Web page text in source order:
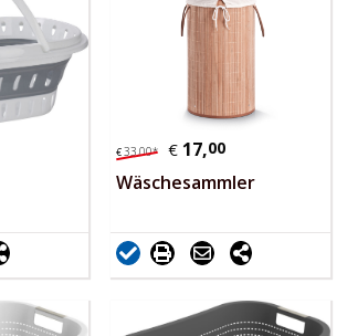
€33,00* € 17,00
Wäschesammler